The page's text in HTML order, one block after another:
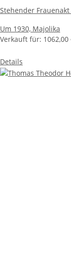
Stehender
Um 1930, Majolika
Verkauft für: 1062,00
Details